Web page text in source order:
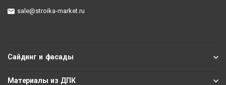
sale@stroika-market.ru
Сайдинг и фасады
Материалы из ДПК